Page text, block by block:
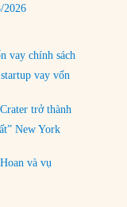
2026
vay chính sách
vay vốn
trở thành
New York
và vụ